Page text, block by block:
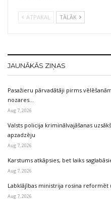
ATPAKAĻ TĀLĀK
JAUNĀKĀS ZIŅAS
Pasažieru pārvadātāji pirms
nozares…
Aug 7, 2026
Valsts policija kriminālvajāšanas
apzadzēju
Aug 7, 2026
Karstums atkāpsies, bet laiks
Aug 7, 2026
Labklājības ministrija rosina reformēt
Aug 7, 2026